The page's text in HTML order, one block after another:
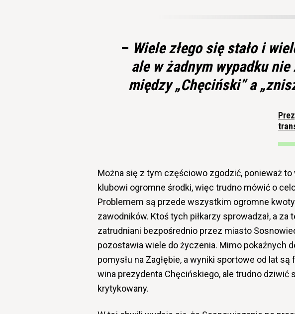
– Wiele złego się stało i
ale w żadnym wypadku
między „Chęciński” a
Można się z tym częściowo zgodzić, ponieważ
klubowi ogromne środki, więc trudno mówić o
Problemem są przede wszystkim ogromne
zawodników. Ktoś tych piłkarzy sprowadzał, a
zatrudniani bezpośrednio przez miasto
pozostawia wiele do życzenia. Mimo pokaźnych
pomysłu na Zagłębie, a wyniki sportowe od lat
wina prezydenta Chęcińskiego, ale trudno dziwić
krytykowany.